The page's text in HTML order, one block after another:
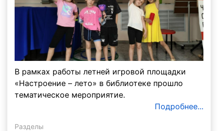
В рамках работы летней игровой площадки
«Настроение – лето» в библиотеке прошло
тематическое мероприятие.
Подробнее...
Разделы